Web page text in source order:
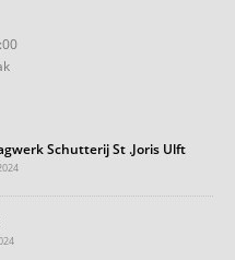
Schutterij St .Joris Ulft